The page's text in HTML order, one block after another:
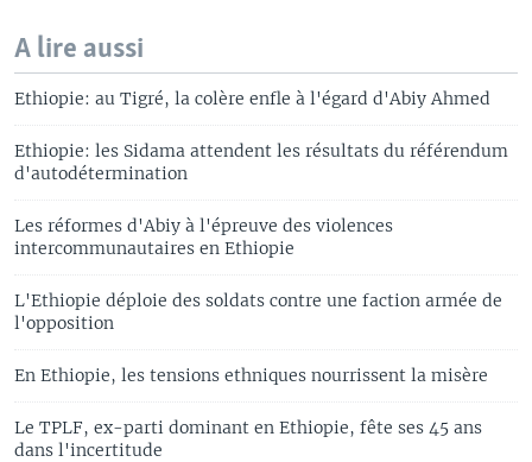
A lire aussi
Ethiopie: au Tigré, la colère enfle à l'égard d'Abiy Ahmed
Ethiopie: les Sidama attendent les résultats du référendum
d'autodétermination
Les réformes d'Abiy à l'épreuve des violences
intercommunautaires en Ethiopie
L'Ethiopie déploie des soldats contre une faction armée de
l'opposition
En Ethiopie, les tensions ethniques nourrissent la misère
Le TPLF, ex-parti dominant en Ethiopie, fête ses 45 ans
dans l'incertitude